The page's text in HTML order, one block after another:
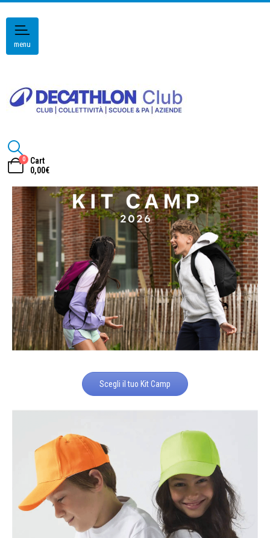
menu
0
Cart
0,00€
Scegli il tuo Kit Camp